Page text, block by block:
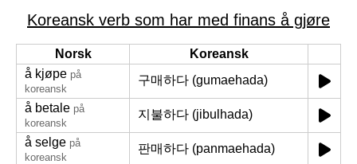
Koreansk verb som har med finans å gjøre
Norsk
Koreansk
å kjøpe på
koreansk
구매하다 (gumaehada)
å betale på
koreansk
지불하다 (jibulhada)
å selge på
koreansk
판매하다 (panmaehada)